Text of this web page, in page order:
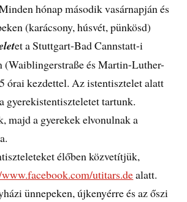
hónap második vasárnapján és
(karácsony, húsvét, pünkösd)
et a Stuttgart-Bad Cannstatt-i
(Waiblingerstraße és Martin-Luther-
órai kezdettel. Az istentisztelet alatt
gyerekistentiszteletet tartunk.
majd a gyerekek elvonulnak a
élőben közvetítjük,
utitars.dealatt.
ünnepeken, újkenyérre és az őszi